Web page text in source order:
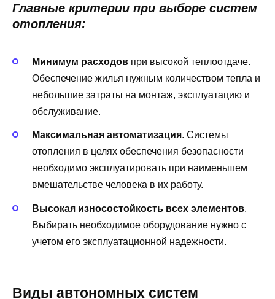
Главные критерии при выборе систем
отопления:
Минимум расходов при высокой теплоотдаче.
Обеспечение жилья нужным количеством тепла и
небольшие затраты на монтаж, эксплуатацию и
обслуживание.
Максимальная автоматизация. Системы
отопления в целях обеспечения безопасности
необходимо эксплуатировать при наименьшем
вмешательстве человека в их работу.
Высокая износостойкость всех элементов.
Выбирать необходимое оборудование нужно с
учетом его эксплуатационной надежности.
Виды автономных систем